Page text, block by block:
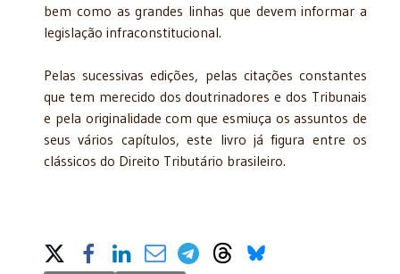
bem como as grandes linhas que devem informar a
legislação infraconstitucional.
Pelas sucessivas edições, pelas citações constantes
que tem merecido dos doutrinadores e dos Tribunais
e pela originalidade com que esmiuça os assuntos de
seus vários capítulos, este livro já figura entre os
clássicos do Direito Tributário brasileiro.
Share on Social Media